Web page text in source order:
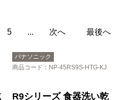
5 ... 次へ 最後へ
パナソニック
商品コード ：NP-45RS9S-HTG-KJ